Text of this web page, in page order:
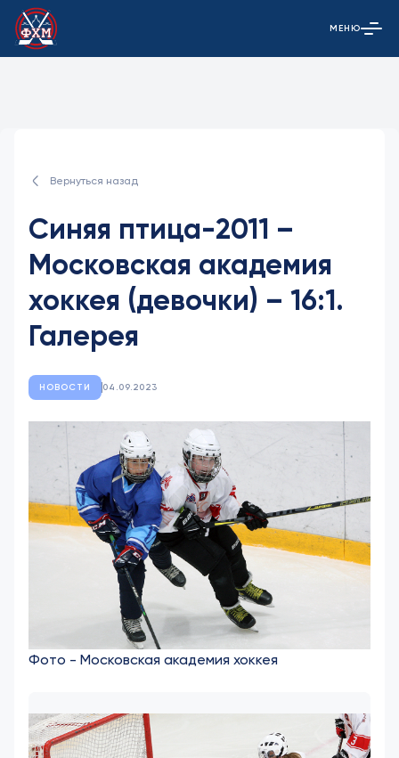
Открыть
МЕНЮ
Вернуться назад
Синяя птица-2011 –
Московская академия
хоккея (девочки) – 16:1.
Галерея
НОВОСТИ 04.09.2023
Фото - Московская академия хоккея